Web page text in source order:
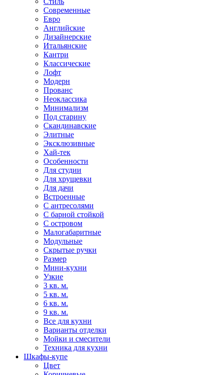
Современные
Евро
Английские
Дизайнерские
Итальянские
Кантри
Классические
Лофт
Модерн
Прованс
Неоклассика
Минимализм
Под старину
Скандинавские
Элитные
Эксклюзивные
Хай-тек
Особенности
Для студии
Для хрущевки
Для дачи
Встроенные
С антресолями
С барной стойкой
С островом
Малогабаритные
Модульные
Скрытые ручки
Размер
Мини-кухни
Узкие
3 кв. м.
5 кв. м.
6 кв. м.
9 кв. м.
Все для кухни
Варианты отделки
Мойки и смесители
Техника для кухни
Шкафы-купе
Цвет